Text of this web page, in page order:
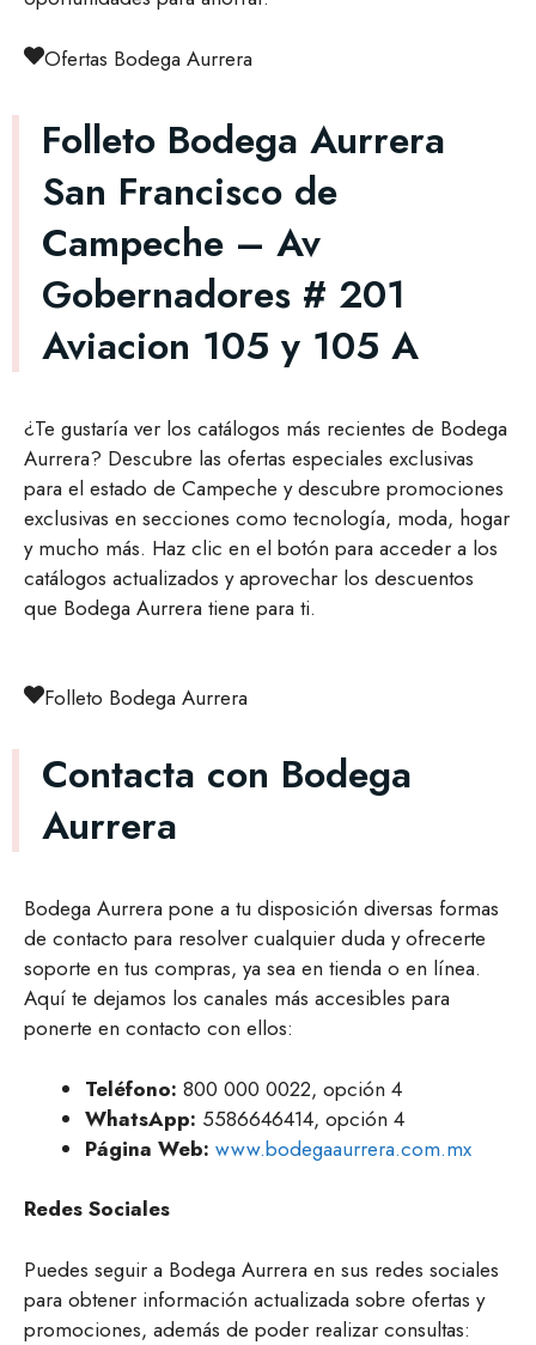
Ofertas Bodega Aurrera
Folleto Bodega Aurrera
San Francisco de
Campeche – Av
Gobernadores # 201
Aviacion 105 y 105 A
¿Te gustaría ver los catálogos más recientes de Bodega
Aurrera? Descubre las ofertas especiales exclusivas
para el estado de Campeche y descubre promociones
exclusivas en secciones como tecnología, moda, hogar
y mucho más. Haz clic en el botón para acceder a los
catálogos actualizados y aprovechar los descuentos
que Bodega Aurrera tiene para ti.
Folleto Bodega Aurrera
Contacta con Bodega
Aurrera
Bodega Aurrera pone a tu disposición diversas formas
de contacto para resolver cualquier duda y ofrecerte
soporte en tus compras, ya sea en tienda o en línea.
Aquí te dejamos los canales más accesibles para
ponerte en contacto con ellos:
Teléfono: 800 000 0022, opción 4
WhatsApp: 5586646414, opción 4
Página Web: www.bodegaaurrera.com.mx
Redes Sociales
Puedes seguir a Bodega Aurrera en sus redes sociales
para obtener información actualizada sobre ofertas y
promociones, además de poder realizar consultas: